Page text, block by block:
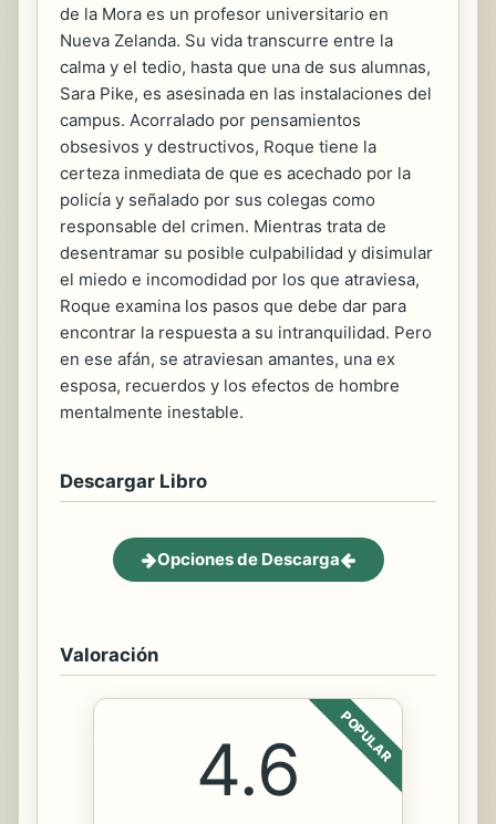
de la Mora es un profesor universitario en
Nueva Zelanda. Su vida transcurre entre la
calma y el tedio, hasta que una de sus alumnas,
Sara Pike, es asesinada en las instalaciones del
campus. Acorralado por pensamientos
obsesivos y destructivos, Roque tiene la
certeza inmediata de que es acechado por la
policía y señalado por sus colegas como
responsable del crimen. Mientras trata de
desentramar su posible culpabilidad y disimular
el miedo e incomodidad por los que atraviesa,
Roque examina los pasos que debe dar para
encontrar la respuesta a su intranquilidad. Pero
en ese afán, se atraviesan amantes, una ex
esposa, recuerdos y los efectos de hombre
mentalmente inestable.
Descargar Libro
Opciones de Descarga
Valoración
POPULAR
4.6